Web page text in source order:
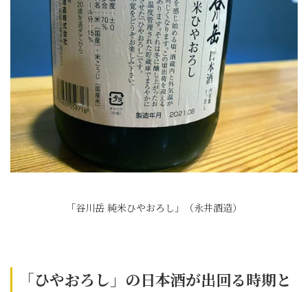
「谷川岳 純米ひやおろし」（永井酒造）
「ひやおろし」の日本酒が出回る時期と